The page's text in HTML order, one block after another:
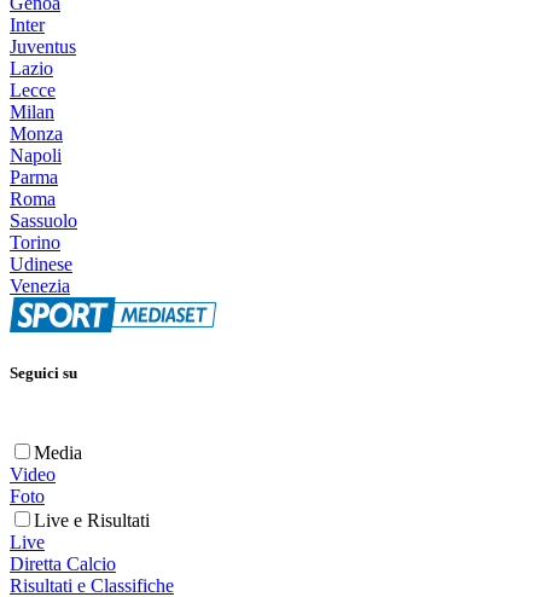
Inter
Juventus
Lazio
Lecce
Milan
Monza
Napoli
Parma
Roma
Sassuolo
Torino
Udinese
Venezia
Seguici su
Media
Video
Foto
Live e Risultati
Live
Diretta Calcio
Risultati e Classifiche